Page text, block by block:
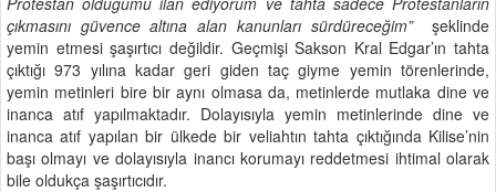
çıkmasını güvence altına alan kanunları sürdüreceğim”şeklinde
yemin etmesi şaşırtıcı değildir. Geçmişi Sakson Kral Edgar’ın tahta
çıktığı 973 yılına kadar geri giden taç giyme yemin törenlerinde,
yemin metinleri bire bir aynı olmasa da, metinlerde mutlaka dine ve
inanca atıf yapılmaktadır. Dolayısıyla yemin metinlerinde dine ve
inanca atıf yapılan bir ülkede bir veliahtın tahta çıktığında Kilise’nin
başı olmayı ve dolayısıyla inancı korumayı reddetmesi ihtimal olarak
bile oldukça şaşırtıcıdır.